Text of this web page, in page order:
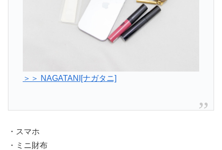
＞＞ NAGATANI[ナガタニ]
・スマホ
・ミニ財布